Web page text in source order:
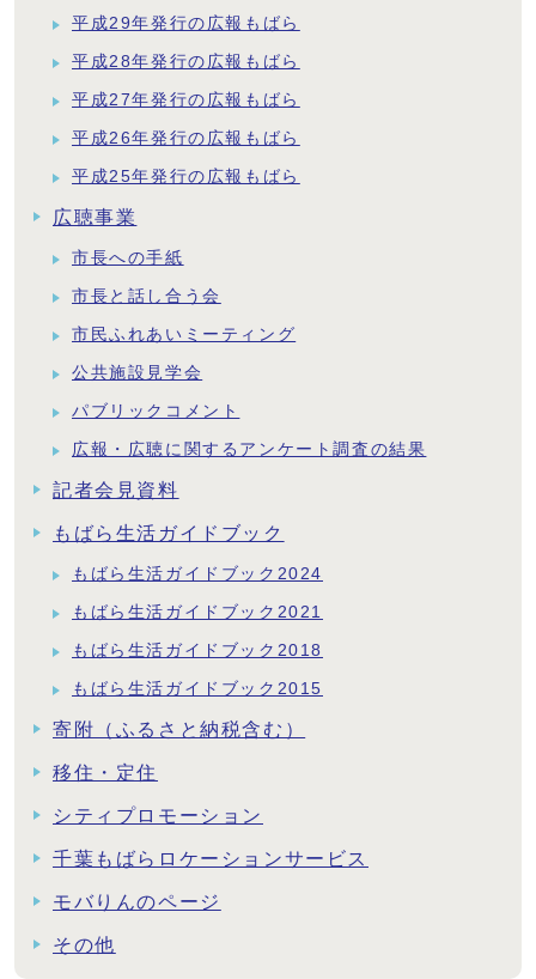
平成29年発行の広報もばら
平成28年発行の広報もばら
平成27年発行の広報もばら
平成26年発行の広報もばら
平成25年発行の広報もばら
広聴事業
市長への手紙
市長と話し合う会
市民ふれあいミーティング
公共施設見学会
パブリックコメント
広報・広聴に関するアンケート調査の結果
記者会見資料
もばら生活ガイドブック
もばら生活ガイドブック2024
もばら生活ガイドブック2021
もばら生活ガイドブック2018
もばら生活ガイドブック2015
寄附（ふるさと納税含む）
移住・定住
シティプロモーション
千葉もばらロケーションサービス
モバりんのページ
その他